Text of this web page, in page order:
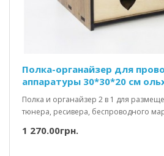
Полка-органайзер для
аппаратуры 30*30*20 см
Полка и органайзер 2 в 1 для
тюнера, ресивера, беспроводного
1 270.00грн.